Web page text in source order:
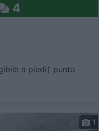
4
a piedi) punto
1